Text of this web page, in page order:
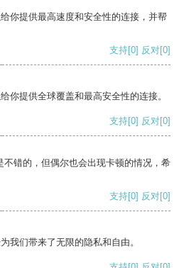
你提供最高速度和安全性的连接，并帮
支持[0] 反对[0]
你提供全球覆盖和最高安全性的连接。
支持[0] 反对[0]
错的，但偶尔也会出现卡顿的情况，希
支持[0] 反对[0]
我们带来了无限的隐私和自由。